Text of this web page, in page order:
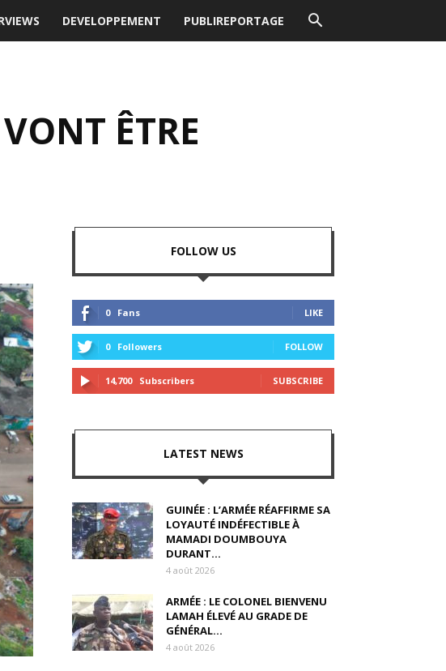
DEVELOPPEMENT PUBLIREPORTAGE
ÊTRE
FOLLOW US
0 Fans LIKE
0 Followers FOLLOW
14,700 Subscribers SUBSCRIBE
LATEST NEWS
GUINÉE : L’ARMÉE RÉAFFIRME SA
LOYAUTÉ INDÉFECTIBLE À
MAMADI DOUMBOUYA
DURANT...
4 août 2026
ARMÉE : LE COLONEL BIENVENU
LAMAH ÉLEVÉ AU GRADE DE
GÉNÉRAL...
4 août 2026